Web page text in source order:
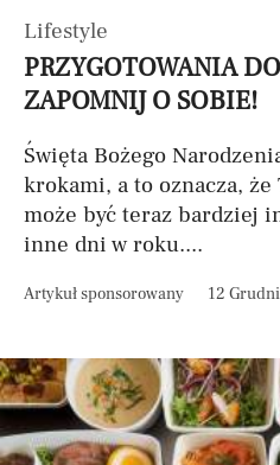
Lifestyle
PRZYGOTOWANIA
ZAPOMNIJ O SOBIE!
Święta Bożego
krokami, a to oznacza, że
może być teraz bardziej
inne dni w roku....
Artykuł sponsorowany 12